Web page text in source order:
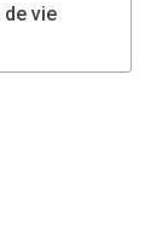
vie